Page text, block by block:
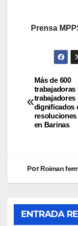
Prensa
Más de 600
trabajadoras
trabajadores
dignificados
en Barinas
PorRoiman
ENTRADA